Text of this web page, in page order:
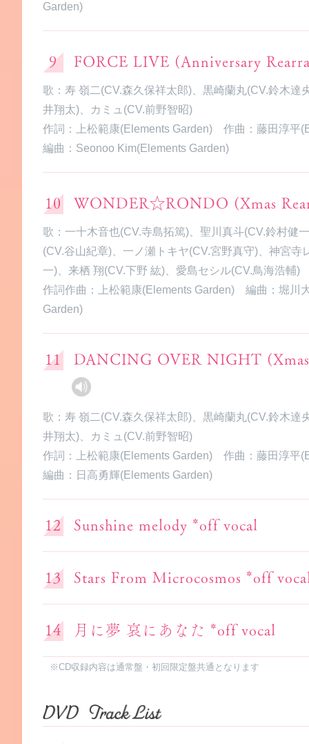
Garden)
FORCE LIVE (Anniversary
歌：寿 嶺二(CV.森久保祥太郎)、黒崎蘭丸(CV.鈴木達
井翔太)、カミュ(CV.前野智昭)
作詞：上松範康(Elements Garden) 作曲：藤田淳平
編曲：Seonoo Kim(Elements Garden)
WONDER☆RONDO (Xmas
歌：一十木音也(CV.寺島拓篤)、聖川真斗(CV.鈴村健
(CV.谷山紀章)、一ノ瀬トキヤ(CV.宮野真守)、神宮寺
一)、来栖 翔(CV.下野 紘)、愛島セシル(CV.鳥海浩輔)
作詞作曲：上松範康(Elements Garden) 編曲：堀川
Garden)
DANCING OVER NIGHT (Xmas
歌：寿 嶺二(CV.森久保祥太郎)、黒崎蘭丸(CV.鈴木達
井翔太)、カミュ(CV.前野智昭)
作詞：上松範康(Elements Garden) 作曲：藤田淳平
編曲：日高勇輝(Elements Garden)
Sunshine melody *off vocal
Stars From Microcosmos *off
月に夢 哀にあなた *off vocal
※CD収録内容は通常盤・初回限定盤共通となります